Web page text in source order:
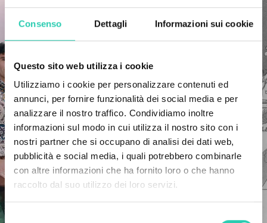
Consenso Dettagli Informazioni sui cookie
Questo sito web utilizza i cookie
Utilizziamo i cookie per personalizzare contenuti ed
annunci, per fornire funzionalità dei social media e per
analizzare il nostro traffico. Condividiamo inoltre
informazioni sul modo in cui utilizza il nostro sito con i
nostri partner che si occupano di analisi dei dati web,
pubblicità e social media, i quali potrebbero combinarle
con altre informazioni che ha fornito loro o che hanno
raccolto dal suo utilizzo dei loro servizi.
Selezione